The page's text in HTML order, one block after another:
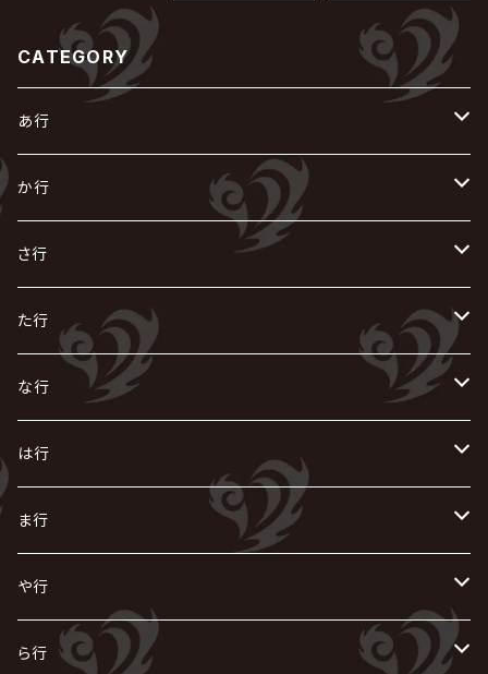
CATEGORY
あ行
あ
R指定
AIOLIN
浅葱 / ASAGI
Azavana
い
IKUO
exist†trace
イビツ マル
う
VIRGE / ヴァージュ
Waive
UCHUSENTAI:NOIZ / 宇宙戦隊NOIZ
え
ACE OF SPADES
X JAPAN
お
AURORIZE
OFIAM
か行
か
怪人二十面奏
Kαin
CASCADE
き
KISAKI
キズ
く
Crack6
グラビティ
け
[ kei ] / 圭
仮病
こ
GOATBED
ゴールデンボンバー
さ行
さ
ザアザア
The THIRTEEN
さくら前線
し
Zeke Deux
Z CLEAR
す
Z CLEAR
超ジャシー
Scarlet Valse
せ
ゼラ
零[Hz]
そ
SOPHIA
た行
た
DASEIN
DAIGO
TAKURO
ち
CHAQLA.
つ
て
D
と
な行
な
NIGHTMARE
NAZARE
に
NiEL
NICOLAS
ぬ
nurié
ね
は行
は
heidi.
H.U.G
ひ
HERO
ふ
ま行
ま
THE MICRO HEAD 4N'S
み
や行
や
ら行